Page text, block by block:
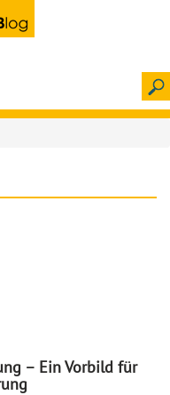
– Ein Vorbild für